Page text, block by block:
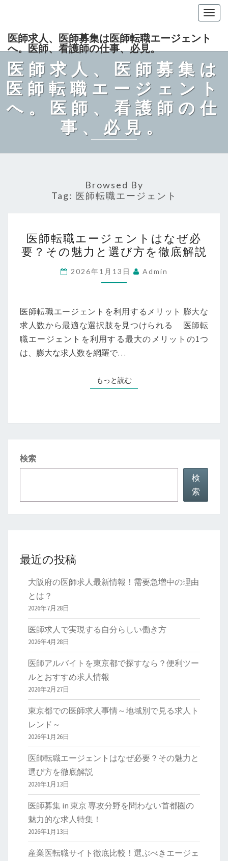
医師求人、医師募集は医師転職エージェント
へ。医師、看護師の仕事、必見。
医師求人、医師募集は
医師転職エージェント
へ。医師、看護師の仕
事、必見。
Browsed By
Tag: 医師転職エージェント
師
転
職
エ
ジ
ェ
ン
ト
な
要？
選
び
方
解
医師転職エージェントはなぜ必
要？その魅力と選び方を徹底解説
2026年1月13日 Admin
医師転職エージェントを利用するメリット 膨大な
求人数から最適な選択肢を見つけられる 医師転
職エージェントを利用する最大のメリットの1つ
は、膨大な求人数を網羅で…
もっと読むもっと読む
検索
検
索
最近の投稿
大阪府の医師求人最新情報！需要急増中の理由
とは？
2026年7月28日
医師求人で実現する自分らしい働き方
2026年4月28日
医師アルバイトを東京都で探すなら？便利ツー
ルとおすすめ求人情報
2026年2月27日
東京都での医師求人事情～地域別で見る求人ト
レンド～
2026年1月26日
医師転職エージェントはなぜ必要？その魅力と
選び方を徹底解説
2026年1月13日
医師募集 in 東京 専攻分野を問わない首都圏の
魅力的な求人特集！
2026年1月13日
産業医転職サイト徹底比較！選ぶべきエージェ